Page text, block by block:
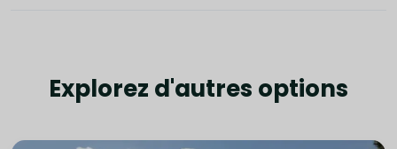
Explorez d'autres options